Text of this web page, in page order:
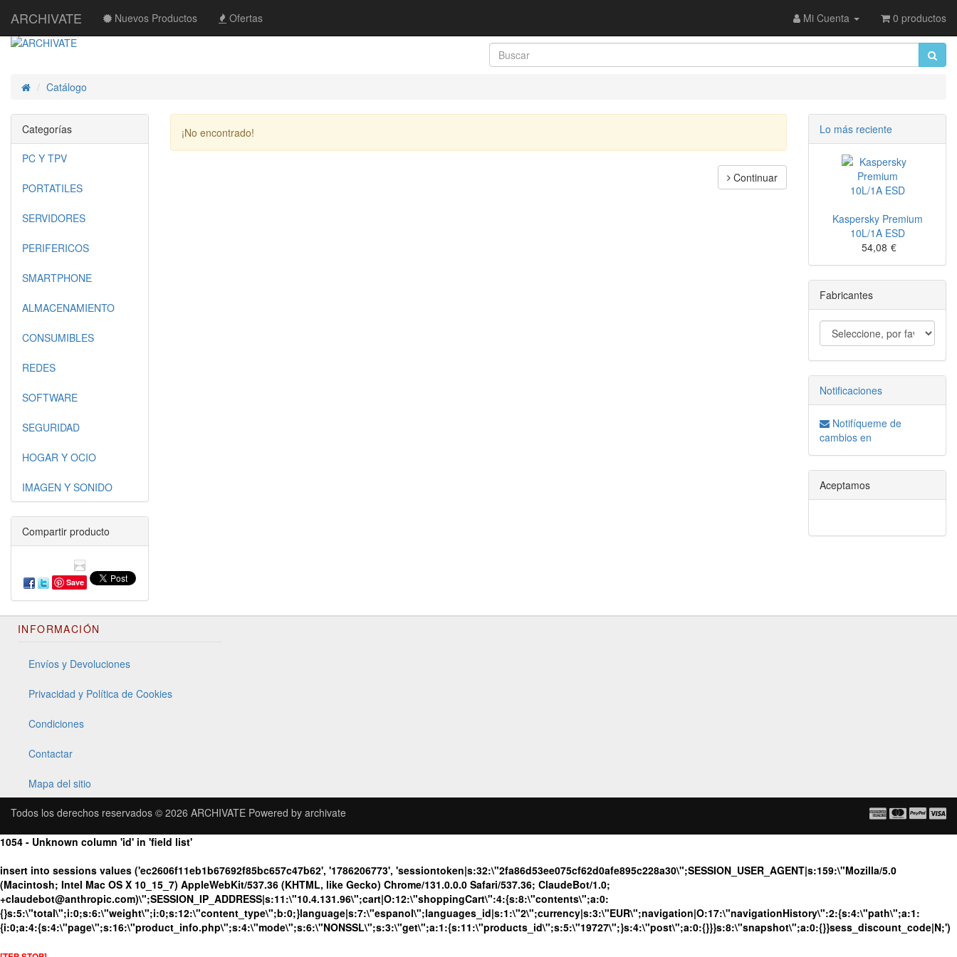
ARCHIVATE Nuevos Productos Ofertas Mi Cuenta 0 productos
InicioCatálogo
¡No encontrado!
Continuar
Categorías
PC Y TPV
PORTATILES
SERVIDORES
PERIFERICOS
SMARTPHONE
ALMACENAMIENTO
CONSUMIBLES
REDES
SOFTWARE
SEGURIDAD
HOGAR Y OCIO
IMAGEN Y SONIDO
Compartir producto
Save
Lo más reciente
Kaspersky Premium
10L/1A ESD
54,08 €
Fabricantes
Notificaciones
Notifíqueme de
cambios en
Aceptamos
INFORMACIÓN
Envíos y Devoluciones
Privacidad y Política de Cookies
Condiciones
Contactar
Mapa del sitio
Todos los derechos reservados © 2026 ARCHIVATE Powered by archivate
1054 - Unknown column 'id' in 'field list'
insert into sessions values ('ec2606f11eb1b67692f85bc657c47b62', '1786206773', 'sessiontoken|s:32:\"2fa86d53ee075cf62d0afe895c228a30\";SESSION_USER_AGENT|s:159:\"Mozilla/5.0
(Macintosh; Intel Mac OS X 10_15_7) AppleWebKit/537.36 (KHTML, like Gecko) Chrome/131.0.0.0 Safari/537.36; ClaudeBot/1.0;
+claudebot@anthropic.com)\";SESSION_IP_ADDRESS|s:11:\"10.4.131.96\";cart|O:12:\"shoppingCart\":4:{s:8:\"contents\";a:0:
{}s:5:\"total\";i:0;s:6:\"weight\";i:0;s:12:\"content_type\";b:0;}language|s:7:\"espanol\";languages_id|s:1:\"2\";currency|s:3:\"EUR\";navigation|O:17:\"navigationHistory\":2:{s:4:\"path\";a:1:
{i:0;a:4:{s:4:\"page\";s:16:\"product_info.php\";s:4:\"mode\";s:6:\"NONSSL\";s:3:\"get\";a:1:{s:11:\"products_id\";s:5:\"19727\";}s:4:\"post\";a:0:{}}}s:8:\"snapshot\";a:0:{}}sess_discount_code|N;')